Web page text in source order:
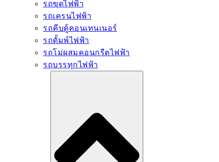
รถขุดไฟฟ้า
รถเครนไฟฟ้า
รถคีบตู้คอนเทนเนอร์
รถดั้มพ์ไฟฟ้า
รถโม่ผสมคอนกรีตไฟฟ้า
รถบรรทุกไฟฟ้า